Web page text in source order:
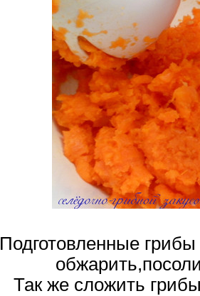
Подготовленные
Так же сложить